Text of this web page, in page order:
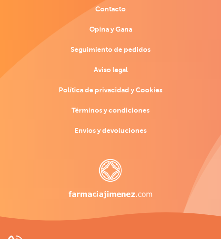
Contacto
Opina y Gana
Seguimiento de pedidos
Aviso legal
Política de privacidad y Cookies
Términos y condiciones
Envíos y devoluciones